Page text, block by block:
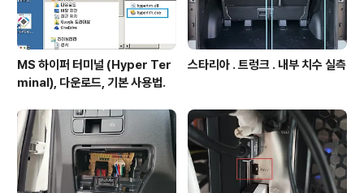
MS 하이퍼 터미널 (Hyper Ter
minal), 다운로드, 기본 사용법.
스타리아 . 트렁크 . 내부 치수 실측